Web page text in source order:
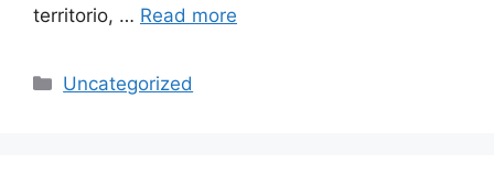
territorio, … Read more
Categories
Uncategorized